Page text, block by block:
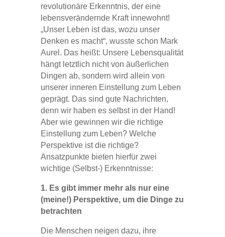
revolutionäre Erkenntnis, der eine
lebensverändernde Kraft innewohnt!
„Unser Leben ist das, wozu unser
Denken es macht“, wusste schon Mark
Aurel. Das heißt: Unsere Lebensqualität
hängt letztlich nicht von äußerlichen
Dingen ab, sondern wird allein von
unserer inneren Einstellung zum Leben
geprägt. Das sind gute Nachrichten,
denn wir haben es selbst in der Hand!
Aber wie gewinnen wir die richtige
Einstellung zum Leben? Welche
Perspektive ist die richtige?
Ansatzpunkte bieten hierfür zwei
wichtige (Selbst-) Erkenntnisse:
1. Es gibt immer mehr als nur eine
(meine!) Perspektive, um die Dinge zu
betrachten
Die Menschen neigen dazu, ihre